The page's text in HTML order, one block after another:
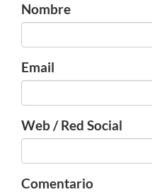
Nombre
Email
Web / Red Social
Comentario